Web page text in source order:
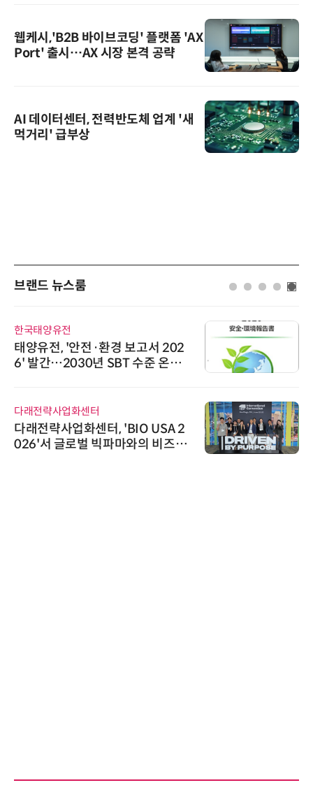
웹케시,'B2B 바이브코딩' 플랫폼 'AX
Port' 출시…AX 시장 본격 공략
AI 데이터센터, 전력반도체 업계 '새
먹거리' 급부상
브랜드 뉴스룸
한국태양유전
태양유전, '안전·환경 보고서 202
6' 발간…2030년 SBT 수준 온실
다래전략사업화센터
다래전략사업화센터, 'BIO USA 2
026'서 글로벌 빅파마와의 비즈니